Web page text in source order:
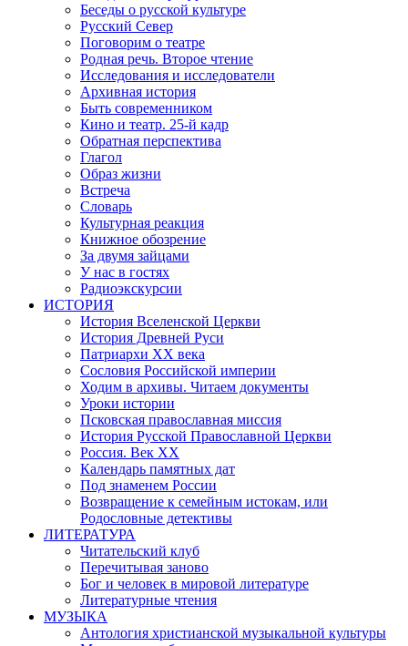
Беседы о русской культуре
Русский Север
Поговорим о театре
Родная речь. Второе чтение
Исследования и исследователи
Архивная история
Быть современником
Кино и театр. 25-й кадр
Обратная перспектива
Глагол
Образ жизни
Встреча
Словарь
Культурная реакция
Книжное обозрение
За двумя зайцами
У нас в гостях
Радиоэкскурсии
ИСТОРИЯ
История Вселенской Церкви
История Древней Руси
Патриархи XX века
Сословия Российской империи
Ходим в архивы. Читаем документы
Уроки истории
Псковская православная миссия
История Русской Православной Церкви
Россия. Век ХХ
Календарь памятных дат
Под знаменем России
Возвращение к семейным истокам, или
Родословные детективы
ЛИТЕРАТУРА
Читательский клуб
Перечитывая заново
Бог и человек в мировой литературе
Литературные чтения
МУЗЫКА
Антология христианской музыкальной культуры